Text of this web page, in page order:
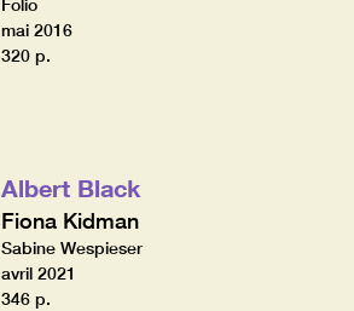
Folio
mai 2016
320 p.
Albert Black
Fiona Kidman
Sabine Wespieser
avril 2021
346 p.